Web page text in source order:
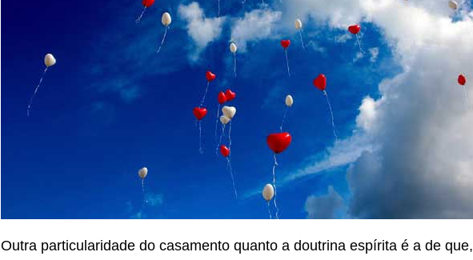
Outra particularidade do casamento quanto a doutrina espírita é a de que,